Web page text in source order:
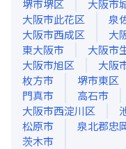
堺市堺区
大阪市
大阪市此花区
泉
大阪市西成区
大
東大阪市
大阪市
大阪市旭区
大阪
枚方市
堺市東区
門真市
高石市
大阪市西淀川区
松原市
泉北郡忠
茨木市